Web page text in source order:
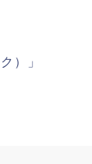
） 」